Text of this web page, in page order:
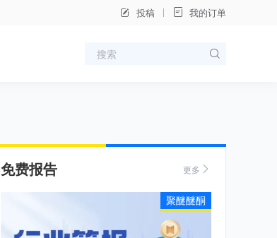
投稿 我的订单
免费报告 更多
聚醚醚酮